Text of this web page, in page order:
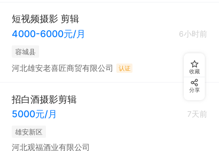
短视频摄影 剪辑
4000-6000元/月
6小时前
容城县
河北雄安老喜匠商贸有限公司 认证
招白酒摄影剪辑
5000元/月
7天前
雄安新区
河北观福酒业有限公司
收藏
分享